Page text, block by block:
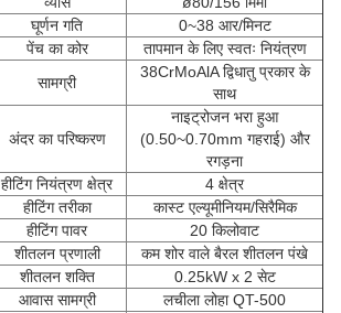
घूर्णन गति
0~38 आर/मिनट
पेंच का कोर
तापमान के लिए स्वतः नियंत्रण
सामग्री
38CrMoAlA द्विधातु प्रकार के
साथ
अंदर का परिष्करण
नाइट्रोजन भरा हुआ
(0.50~0.70mm गहराई) और
रगड़ना
हीटिंग नियंत्रण क्षेत्र
4 क्षेत्र
हीटिंग तरीका
कास्ट एल्यूमीनियम/सिरैमिक
हीटिंग पावर
20 किलोवाट
शीतलन प्रणाली
कम शोर वाले बैरल शीतलन पंखे
शीतलन शक्ति
0.25kW x 2 सेट
आवास सामग्री
लचीला लोहा QT-500